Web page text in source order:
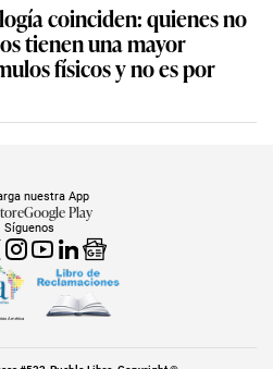
coinciden: quienes no
tienen una mayor
físicos y no es por
Síguenos
nuestra App
Google Play
América